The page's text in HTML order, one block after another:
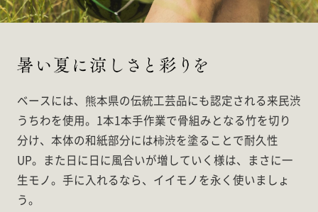
ベースには、熊本県の伝統工芸品にも認定される来民渋
うちわを使用。1本1本手作業で骨組みとなる竹を切り
分け、本体の和紙部分には柿渋を塗ることで耐久性
UP。また日に日に風合いが増していく様は、まさに一
生モノ。手に入れるなら、イイモノを永く使いましょ
う。